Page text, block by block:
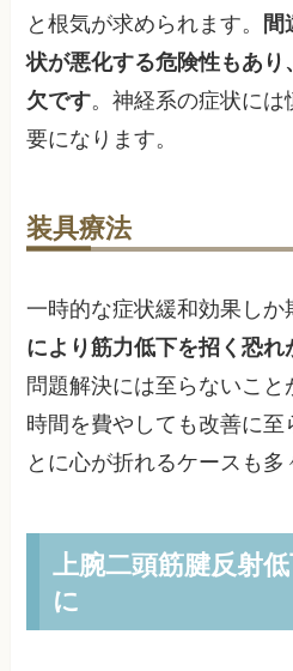
と根気が求められます。
間
状が悪化する危険性もあ
欠です。神経系の症状に
要になります。
装具療法
一時的な症状緩和効果しか
により筋力低下を招く恐れ
問題解決には至らないこと
時間を費やしても改善に至
とに心が折れるケースも多
上腕二頭筋腱反射
に